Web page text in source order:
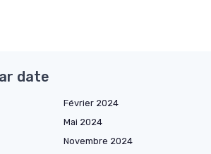
date
Février 2024
Mai 2024
Novembre 2024